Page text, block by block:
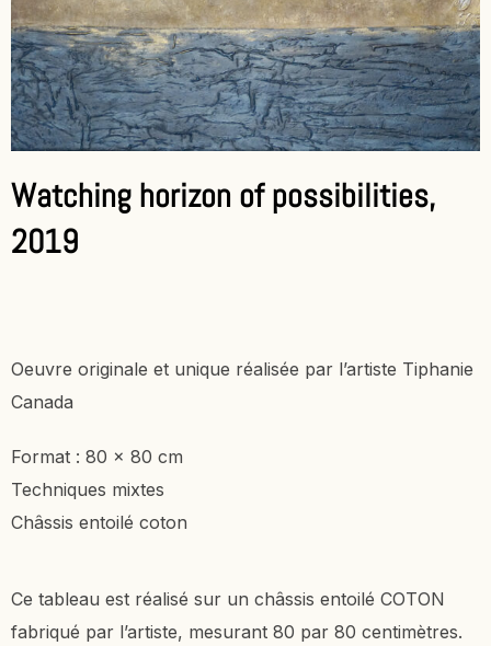
Watching horizon of possibilities,
2019
Oeuvre originale et unique réalisée par l’artiste Tiphanie
Canada
Format : 80 x 80 cm
Techniques mixtes
Châssis entoilé coton
Ce tableau est réalisé sur un châssis entoilé COTON
fabriqué par l’artiste, mesurant 80 par 80 centimètres.